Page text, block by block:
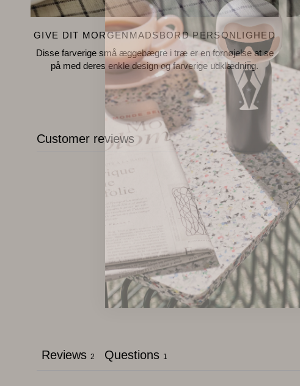
GIVE DIT MORGENMADSBORD PERSONLIGHED
Disse farverige små æggebægre i træ er en fornøjelse at se
på med deres enkle design og farverige udklædning.
Customer reviews
Reviews 2 Questions 1